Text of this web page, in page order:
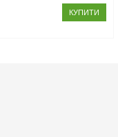
КУПИТИ